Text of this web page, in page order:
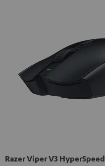
Razer Viper V3 HyperSpeed